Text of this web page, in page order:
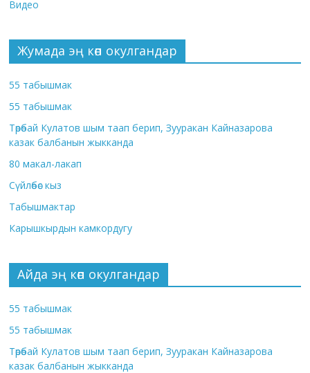
Видео
Жумада эң көп окулгандар
55 табышмак
55 табышмак
Төрөбай Кулатов шым таап берип, Зууракан Кайназарова
казак балбанын жыкканда
80 макал-лакап
Сүйлөбөс кыз
Табышмактар
Карышкырдын камкордугу
Айда эң көп окулгандар
55 табышмак
55 табышмак
Төрөбай Кулатов шым таап берип, Зууракан Кайназарова
казак балбанын жыкканда